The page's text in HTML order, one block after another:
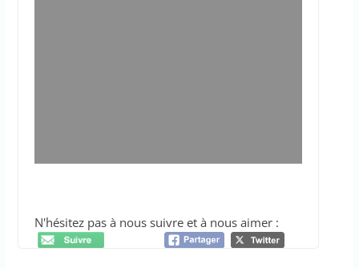
N'hésitez pas à nous suivre et à nous aimer :